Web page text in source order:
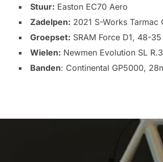
Stuur: Easton EC70 Aero
Zadelpen: 2021 S-Works
Groepset: SRAM Force D1, 48-35
Wielen: Newmen Evolution SL
Banden: Continental GP5000,